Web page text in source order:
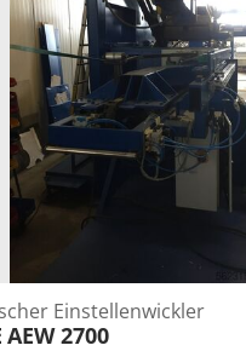
Einstellenwickler
AEW 2700